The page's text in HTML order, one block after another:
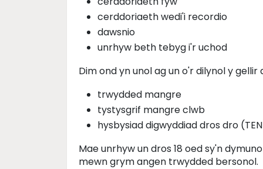
cerddoriaeth wedi'i recordio
dawsnio
unrhyw beth tebyg i'r uchod
Dim ond yn unol ag un o'r dilynol y
trwydded mangre
tystysgrif mangre clwb
hysbysiad digwyddiad dros dro
Mae unrhyw un dros 18 oed sy'n
mewn grym angen trwydded bersonol.